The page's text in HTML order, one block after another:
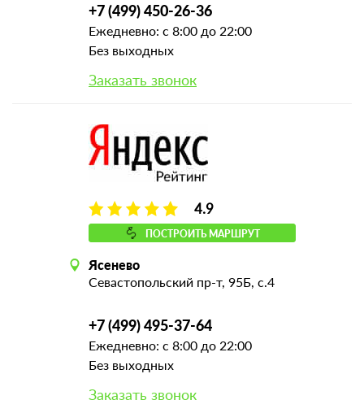
+7 (499) 450-26-36
Ежедневно: с 8:00 до 22:00
Без выходных
Заказать звонок
4.9
ПОСТРОИТЬ МАРШРУТ
Ясенево
Севастопольский пр-т, 95Б, с.4
+7 (499) 495-37-64
Ежедневно: с 8:00 до 22:00
Без выходных
Заказать звонок